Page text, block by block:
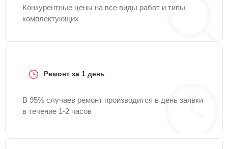
Конкурентные цены на все виды работ и типы
комплектующих
Ремонт за 1 день
В 95% случаев ремонт производится в день заявки
в течение 1-2 часов